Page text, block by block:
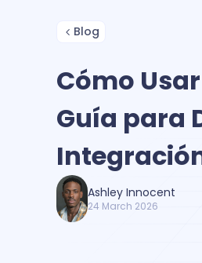
Blog
Cómo
Guía para
Ashley Innocent
24 March 2026